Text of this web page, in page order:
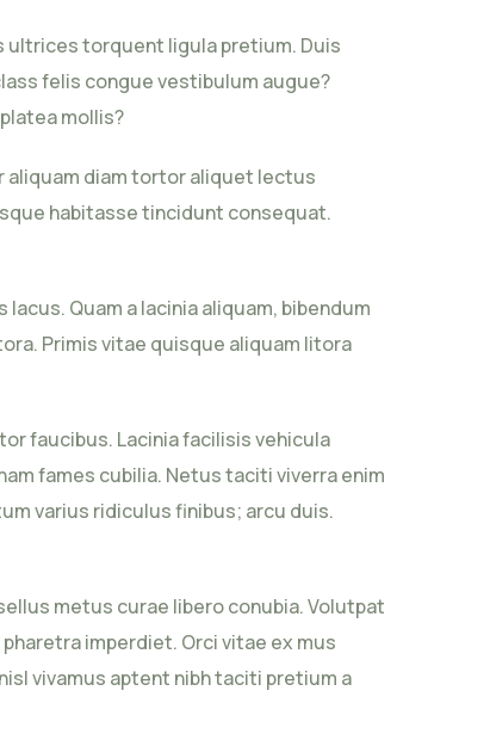
ultrices torquent ligula pretium. Duis
felis congue vestibulum augue?
mollis?
aliquam diam tortor aliquet lectus
habitasse tincidunt consequat.
Quam a lacinia aliquam, bibendum
Primis vitae quisque aliquam litora
faucibus. Lacinia facilisis vehicula
fames cubilia. Netus taciti viverra enim
varius ridiculus finibus; arcu duis.
metus curae libero conubia. Volutpat
imperdiet. Orci vitae ex mus
vivamus aptent nibh taciti pretium a